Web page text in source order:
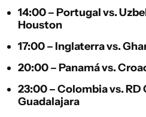
14:00 – Portugalvs.
Houston
17:00 – Inglaterravs.
20:00 – Panamávs.
23:00 –Colombiavs.RD
Guadalajara